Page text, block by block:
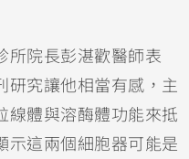
所院長彭湛歡醫師表
研究讓他相當有感，主
線體與溶酶體功能來抵
示這兩個細胞器可能是